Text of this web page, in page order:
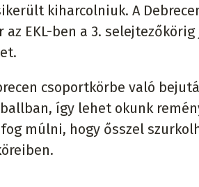
kiharcolniuk. A
az EKL-ben a 3.
csoportkörbe való
így lehet okunk
múlni, hogy ősszel